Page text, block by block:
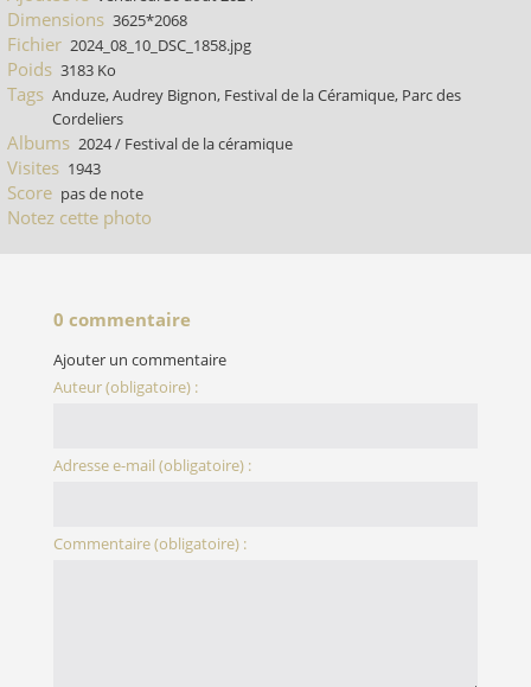
Dimensions 3625*2068
Fichier 2024_08_10_DSC_1858.jpg
Poids 3183 Ko
Tags Anduze,Audrey Bignon, Festival de la Céramique, Parc des
Cordeliers
Albums 2024/ Festival de la céramique
Visites 1943
Score pas de note
Notez cette photo
0 commentaire
Ajouter un commentaire
Auteur (obligatoire) :
Adresse e-mail (obligatoire) :
Commentaire (obligatoire) :